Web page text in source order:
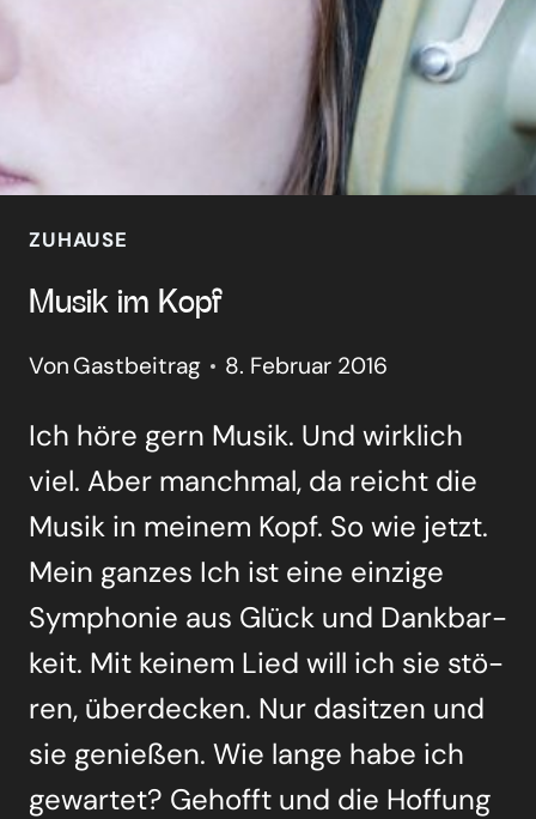
ZUHAUSE
Musik im Kopf
Von Gastbeitrag 8. Februar 2016
Ich höre gern Musik. Und wirk­lich
viel. Aber manch­mal, da reicht die
Musik in mei­nem Kopf. So wie jetzt.
Mein gan­zes Ich ist eine ein­zi­ge
Sym­pho­nie aus Glück und Dank­bar­
keit. Mit kei­nem Lied will ich sie stö­
ren, über­de­cken. Nur dasit­zen und
sie genie­ßen. Wie lan­ge habe ich
gewar­tet? Gehofft und die Hof­fung